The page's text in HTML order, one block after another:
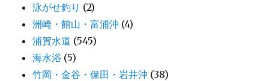
泳がせ釣り (2)
洲崎・館山・富浦沖 (4)
浦賀水道 (545)
海水浴 (5)
竹岡・金谷・保田・岩井沖 (38)